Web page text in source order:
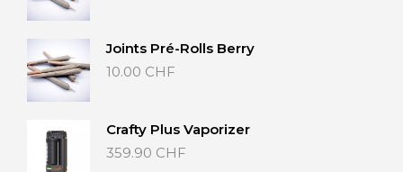
Joints Pré-Rolls Berry
10.00 CHF
Crafty Plus Vaporizer
359.90 CHF